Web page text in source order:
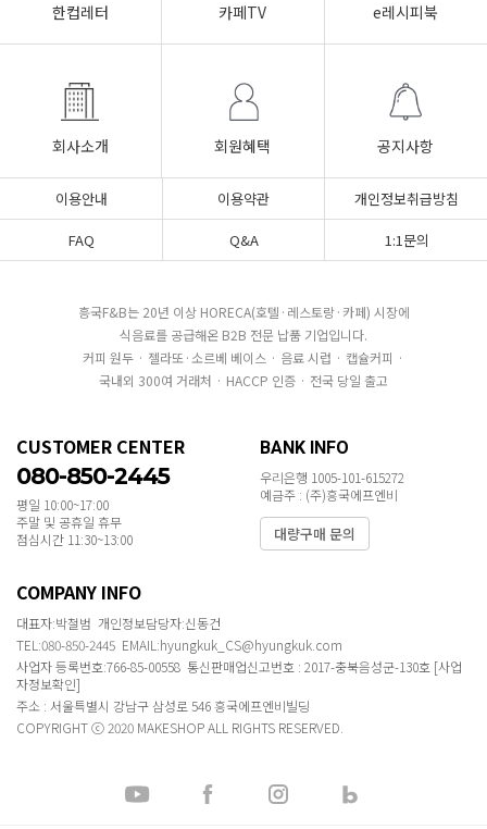
한컵레터 카페TV e레시피북
회사소개 회원혜택 공지사항
이용안내 이용약관
개인정보취급방침
FAQ
Q&A 1:1문의
흥국F&B는 20년 이상 HORECA(호텔·레스토랑·카페) 시장에
식음료를 공급해온 B2B 전문 납품 기업입니다.
커피 원두 · 젤라또·소르베 베이스 · 음료 시럽 · 캡슐커피 ·
국내외 300여 거래처 · HACCP 인증 · 전국 당일 출고
CUSTOMER CENTER
080-850-2445
평일 10:00~17:00
주말 및 공휴일 휴무
점심시간 11:30~13:00
BANK INFO
우리은행 1005-101-615272
예금주 : (주)흥국에프엔비
대량구매 문의
COMPANY INFO
대표자:박철범 개인정보담당자:신동건
TEL:080-850-2445 EMAIL:hyungkuk_CS@hyungkuk.com
사업자 등록번호:766-85-00558 통신판매업신고번호 : 2017-충북음성군-130호 [사업
자정보확인]
주소 : 서울특별시 강남구 삼성로 546 흥국에프엔비빌딩
COPYRIGHT ⓒ 2020 MAKESHOP ALL RIGHTS RESERVED.